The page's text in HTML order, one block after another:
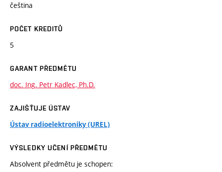
čeština
POČET KREDITŮ
5
GARANT PŘEDMĚTU
doc. Ing. Petr Kadlec, Ph.D.
ZAJIŠŤUJE ÚSTAV
Ústav radioelektroniky (UREL)
VÝSLEDKY UČENÍ PŘEDMĚTU
Absolvent předmětu je schopen: